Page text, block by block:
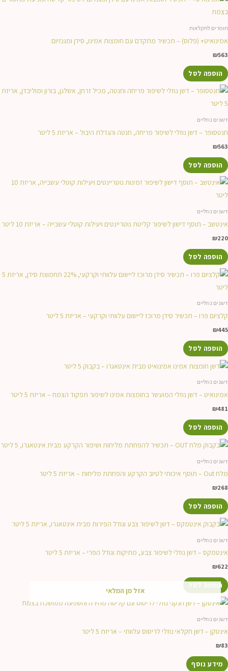
חומרים לחקלאות
אמינואיט+ (פלוס) – תכשיר מתקדם עם חומצות אמינו, סידן ומגנזיום
₪563
הוספה לסל
דשנים נוזליים
חנטסופר – דשן נוזלי לשיפור פריחה, חנטה והגדלת היבול – אריזת 5 ליטר
₪563
הוספה לסל
דשנים נוזליים
אינטשב – תוסף דישון לשיפור קליטת נוטריינטים ויעילות קוטלי עשבייה – אריזת 10 ליטר
₪220
הוספה לסל
דשנים נוזליים
קלציום פרו – תכשיר סידן מרוכז ליישום עלוותי וקרקעי – אריזת 5 ליטר
₪445
הוספה לסל
דשנים נוזליים
אמינואיט – דשן נוזלי המועשר בחומצות אמינו לשיפור תפקוד הצמח – אריזת 5 ליטר
₪481
הוספה לסל
דשנים נוזליים
מלח Out – תוסף איכותי לטיוב הקרקע והפחתת מליחות – אריזת 5 ליטר
₪268
הוספה לסל
דשנים נוזליים
אינטמקס – דשן נוזלי לשיפור צבע, מתיקות וגודל הפרי – אריזת 5 ליטר
₪622
הוספה לסל
אזל מן המלאי
דשנים נוזליים
אינטקן – דשן חקלאי נוזלי לריסוס עלוותי – אריזת 5 ליטר
₪83
מידע נוסף